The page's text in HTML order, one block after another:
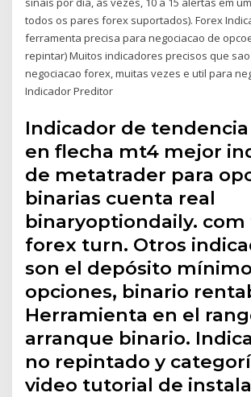
todos os pares forex suportados). Forex
ferramenta precisa para negociacao de
repintar) Muitos indicadores precisos que
negociacao forex, muitas vezes e util para
Indicador Preditor
Indicador de
en flecha mt4 mejor
de metatrader para
binarias cuenta real
binaryoptiondaily. com
forex turn. Otros
son el depósito
opciones, binario
Herramienta en el
arranque binario.
no repintado y
video tutorial de